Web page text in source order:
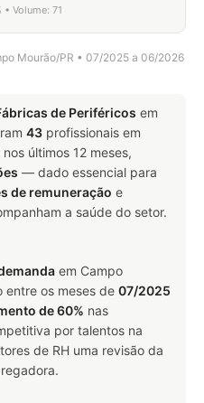
Volume: 71
Mourão/PR • 07/2025 a 06/2026
de Periféricos em
43 profissionais em
nos últimos 12 meses,
— dado essencial para
de remuneração e
a saúde do setor.
em Campo
entre os meses de 07/2025
de 60% nas
por talentos na
de RH uma revisão da